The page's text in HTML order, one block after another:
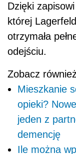
Dzięki
której
otrzymała
odejściu.
Zobacz
Mieszkanie
opieki?
jeden z
demencję
Ile można